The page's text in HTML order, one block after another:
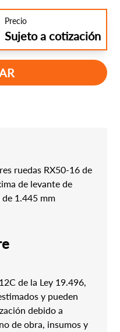
Precio
Sujeto a cotización
ruedas RX50-16 de
de levante de
1.445 mm
de la Ley 19.496,
y pueden
debido a
de obra, insumos y